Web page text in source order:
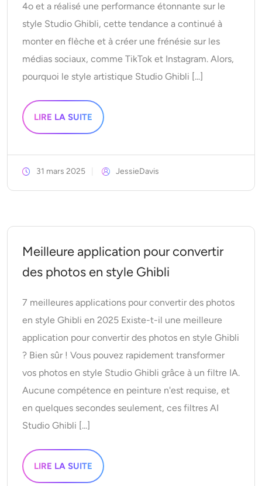
4o et a réalisé une performance étonnante sur le
style Studio Ghibli, cette tendance a continué à
monter en flèche et à créer une frénésie sur les
médias sociaux, comme TikTok et Instagram. Alors,
pourquoi le style artistique Studio Ghibli [...]
LIRE LA SUITE
31 mars 2025 JessieDavis
Meilleure application pour convertir
des photos en style Ghibli
7 meilleures applications pour convertir des photos
en style Ghibli en 2025 Existe-t-il une meilleure
application pour convertir des photos en style Ghibli
? Bien sûr ! Vous pouvez rapidement transformer
vos photos en style Studio Ghibli grâce à un filtre IA.
Aucune compétence en peinture n'est requise, et
en quelques secondes seulement, ces filtres AI
Studio Ghibli [...]
LIRE LA SUITE